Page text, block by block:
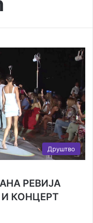
Друштво
РЕВИЈА
КОНЦЕРТ